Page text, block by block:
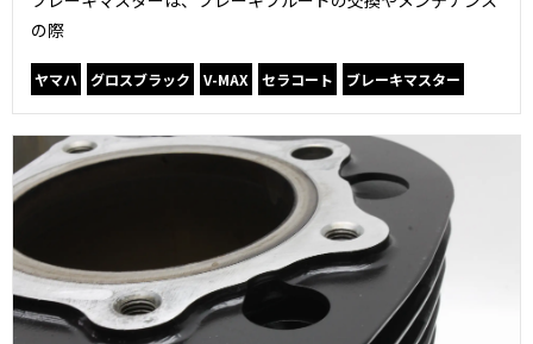
の際
ヤマハ グロスブラック V-MAX セラコート ブレーキマスター